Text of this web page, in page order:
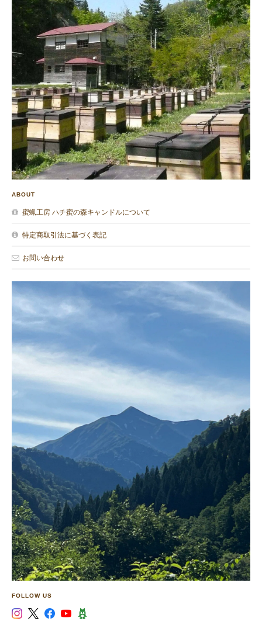
ABOUT
蜜蝋工房 ハチ蜜の森キャンドルについて
特定商取引法に基づく表記
お問い合わせ
FOLLOW US